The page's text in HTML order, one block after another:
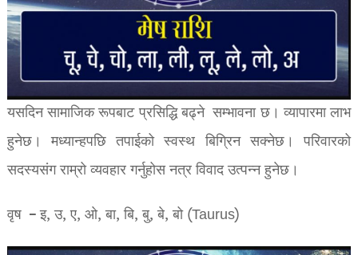
यसदिन सामाजिक रूपबाट प्रसिद्धि बढ्ने सम्भावना छ। व्यापारमा लाभ
हुनेछ। मध्यान्हपछि तपाईको स्वस्थ बिग्रिन सक्नेछ। परिवारको
सदस्यसंग राम्रो व्यवहार गर्नुहोस नत्र विवाद उत्पन्न हुनेछ।
वृष – इ, उ, ए, ओ, बा, बि, बु, बे, बो (Taurus)